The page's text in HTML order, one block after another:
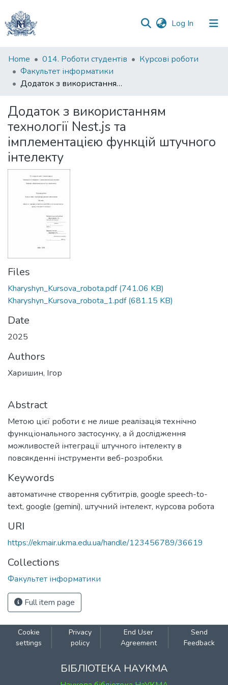
Log In (current)
Communities
&
Collections
Statistics
Home 014. Роботи студентів
Курсові роботи
Факультет інформатики
Додаток з використанням технології Nest.js та імплементацією функцій штучного інтелекту
Додаток з використанням
технології Nest.js та
імплементацією функцій штучного
інтелекту
Files
Kharyshyn_Kursova_robota.pdf(741.06 KB)
Kharyshyn_Kursova_robota_1.pdf(681.15 KB)
Date
2025
Authors
Харишин, Ігор
Abstract
Метою цієї роботи є не лише реалізація технічно
функціонального застосунку, а й дослідження
можливостей інтеграції штучного інтелекту в
повсякденні інструменти веб-розробки.
Keywords
автоматичне створення субтитрів, google speech-to-
text, google (gemini), штучний інтелект, курсова робота
URI
https://ekmair.ukma.edu.ua/handle/123456789/36619
Collections
Факультет інформатики
Full item page
Cookie
settings
Privacy
policy
End User
Agreement
Send
Feedback
БІБЛІОТЕКА НАУКМА